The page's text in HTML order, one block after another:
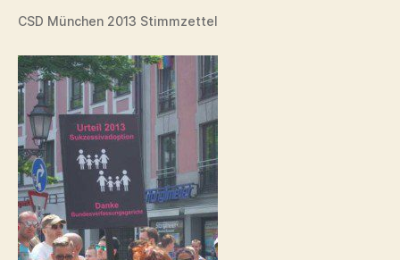
CSD München 2013 Stimmzettel